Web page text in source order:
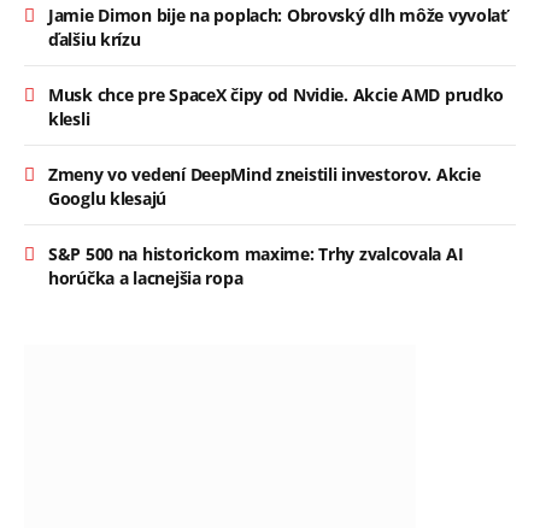
Jamie Dimon bije na poplach: Obrovský dlh môže vyvolať
ďalšiu krízu
Musk chce pre SpaceX čipy od Nvidie. Akcie AMD prudko
klesli
Zmeny vo vedení DeepMind zneistili investorov. Akcie
Googlu klesajú
S&P 500 na historickom maxime: Trhy zvalcovala AI
horúčka a lacnejšia ropa